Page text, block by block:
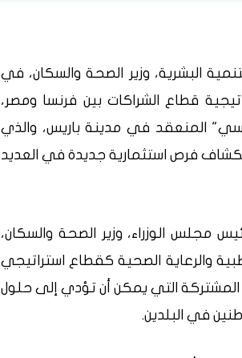
البشرية، وزير الصحة والسكان، في
قطاع الشراكات بين فرنسا ومصر،
المنعقد في مدينة باريس، والذي
فرص استثمارية جديدة في العديد
مجلس الوزراء، وزير الصحة والسكان،
والرعاية الصحية كقطاع استراتيجي
المشتركة التي يمكن أن تؤدي إلى حلول
في البلدين.